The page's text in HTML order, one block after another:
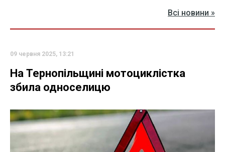
Всі новини »
09 червня 2025, 13:21
На Тернопільщині мотоциклістка
збила односелицю